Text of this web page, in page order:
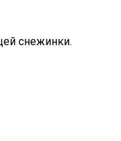
снежинки.